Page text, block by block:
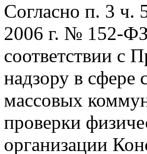
Согласно п. 3 ч.
2006 г. № 152-
соответствии с
надзору в сфере
массовых
проверки
организации